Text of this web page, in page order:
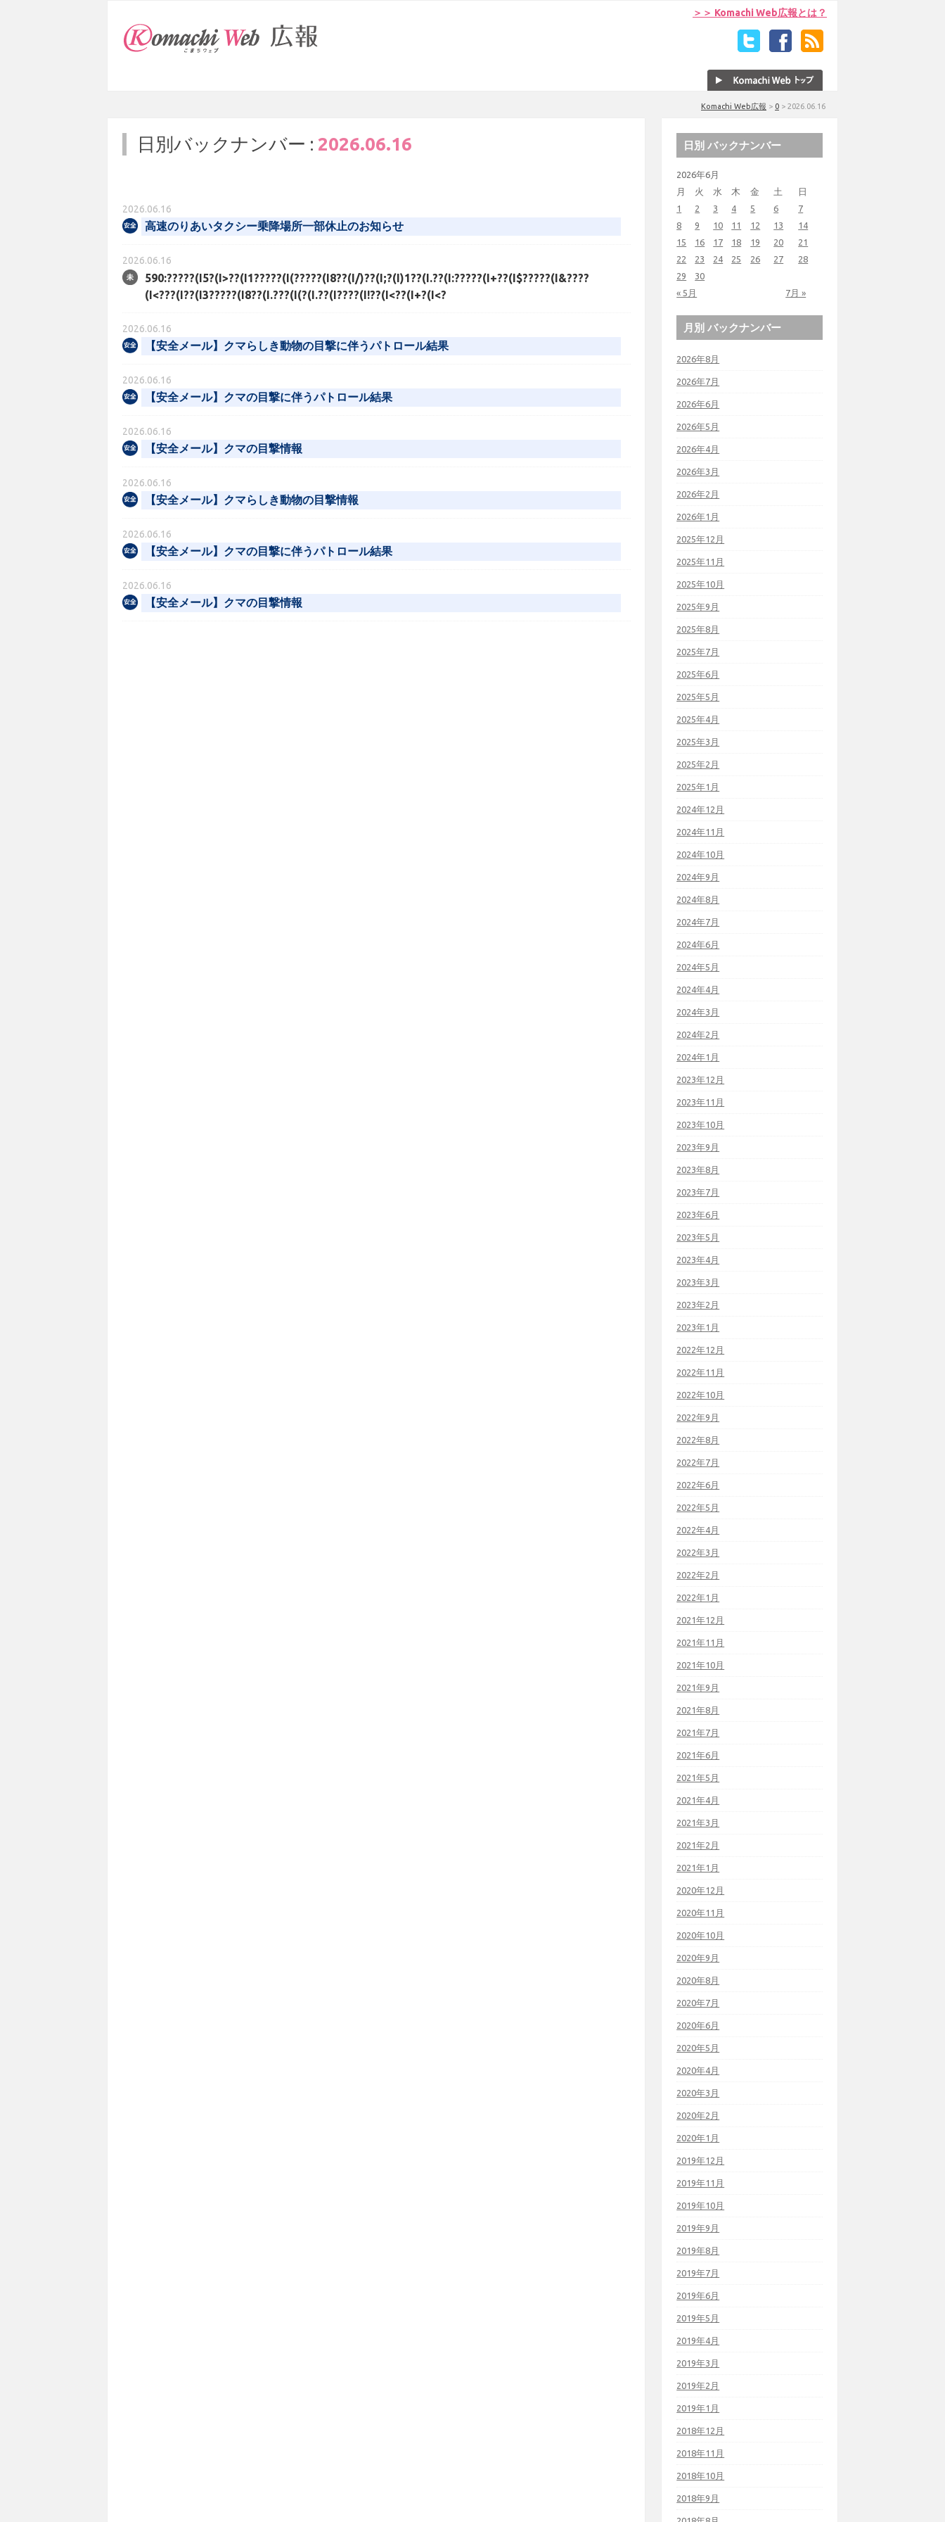
＞＞ Komachi Web広報とは？
Komachi Web広報 > 0 > 2026.06.16
日別バックナンバー : 2026.06.16
2026.06.16
高速のりあいタクシー乗降場所一部休止のお知らせ
2026.06.16
590:?????(I5?(I>??(I1?????(I(?????(I8??(I/)??(I;?(I)1??(I.??(I:?????(I+??(I$?????(I&????
(I<???(I??(I3?????(I8??(I.???(I(?(I.??(I????(I!??(I<??(I+?(I<?
2026.06.16
【安全メール】クマらしき動物の目撃に伴うパトロール結果
2026.06.16
【安全メール】クマの目撃に伴うパトロール結果
2026.06.16
【安全メール】クマの目撃情報
2026.06.16
【安全メール】クマらしき動物の目撃情報
2026.06.16
【安全メール】クマの目撃に伴うパトロール結果
2026.06.16
【安全メール】クマの目撃情報
日別 バックナンバー
2026年6月
月
火 水 木 金 土 日
« 5月 7月 »
1 2 3 4 5 6
7
8
9 10 11 12 13
14
15
16 17 18 19 20
21
22
23 24 25 26 27
28
29
30
月別 バックナンバー
2026年8月
2026年7月
2026年6月
2026年5月
2026年4月
2026年3月
2026年2月
2026年1月
2025年12月
2025年11月
2025年10月
2025年9月
2025年8月
2025年7月
2025年6月
2025年5月
2025年4月
2025年3月
2025年2月
2025年1月
2024年12月
2024年11月
2024年10月
2024年9月
2024年8月
2024年7月
2024年6月
2024年5月
2024年4月
2024年3月
2024年2月
2024年1月
2023年12月
2023年11月
2023年10月
2023年9月
2023年8月
2023年7月
2023年6月
2023年5月
2023年4月
2023年3月
2023年2月
2023年1月
2022年12月
2022年11月
2022年10月
2022年9月
2022年8月
2022年7月
2022年6月
2022年5月
2022年4月
2022年3月
2022年2月
2022年1月
2021年12月
2021年11月
2021年10月
2021年9月
2021年8月
2021年7月
2021年6月
2021年5月
2021年4月
2021年3月
2021年2月
2021年1月
2020年12月
2020年11月
2020年10月
2020年9月
2020年8月
2020年7月
2020年6月
2020年5月
2020年4月
2020年3月
2020年2月
2020年1月
2019年12月
2019年11月
2019年10月
2019年9月
2019年8月
2019年7月
2019年6月
2019年5月
2019年4月
2019年3月
2019年2月
2019年1月
2018年12月
2018年11月
2018年10月
2018年9月